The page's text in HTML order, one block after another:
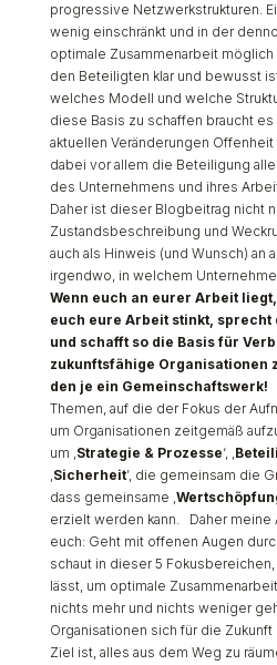
progressive Netzwerkstrukturen.
wenig einschränkt und in der
optimale Zusammenarbeit
den Beteiligten klar und bewusst
welches Modell und welche
diese Basis zu schaffen braucht
aktuellen Veränderungen
dabei vor allem die Beteiligung
des Unternehmens und ihres
Daher ist dieser Blogbeitrag nicht
Zustandsbeschreibung und
auch als Hinweis (und Wunsch) an
irgendwo, in welchem
Wenn euch an eurer Arbeit
euch eure Arbeit stinkt,
und schafft so die Basis für
zukunftsfähige Organisationen
den je ein Gemeinschaftswerk!
Themen, auf die der Fokus der
um Organisationen zeitgemäß
um ‚Strategie & Prozesse‘, ‚
‚Sicherheit’, die gemeinsam die
dass gemeinsame ‚
erzielt werden kann. Daher meine
euch: Geht mit offenen Augen
schaut in dieser 5
lässt, um optimale
nichts mehr und nichts weniger
Organisationen sich für die
Ziel ist, alles aus dem Weg zu